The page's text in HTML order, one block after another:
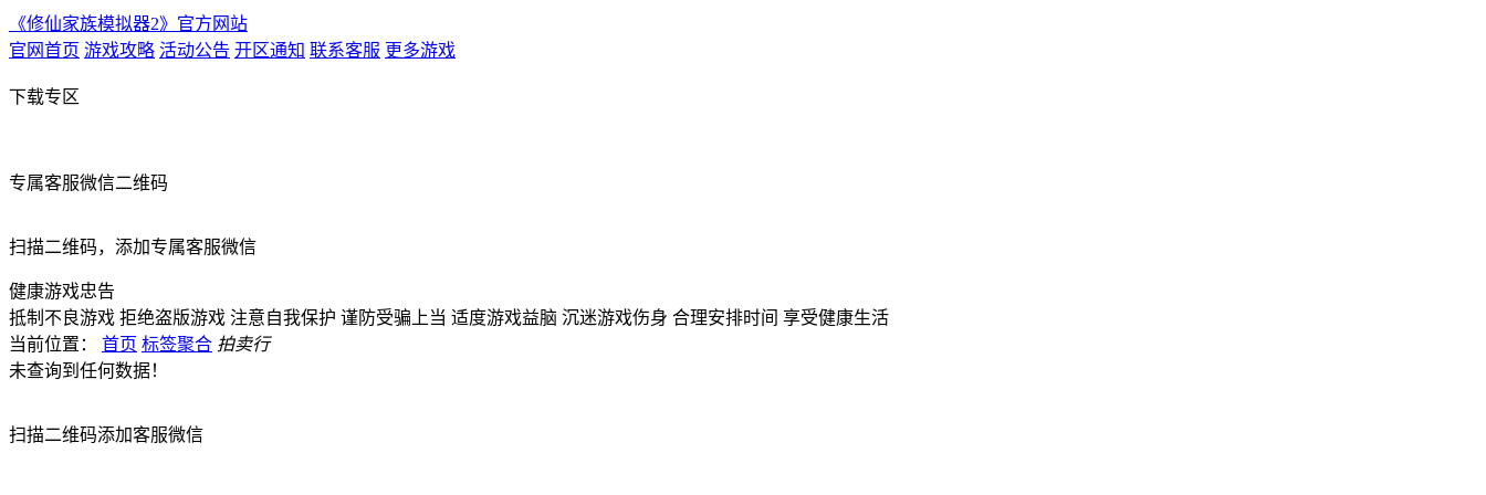
《修仙家族模拟器2》官方网站
官网首页 游戏攻略 活动公告 开区通知 联系客服 更多游戏
下载专区
专属客服微信二维码
扫描二维码，添加专属客服微信
健康游戏忠告
抵制不良游戏 拒绝盗版游戏 注意自我保护 谨防受骗上当 适度游戏益脑 沉迷游戏伤身 合理安排时间 享受健康生活
当前位置：
首页 标签聚合 拍卖行
未查询到任何数据！
扫描二维码添加客服微信